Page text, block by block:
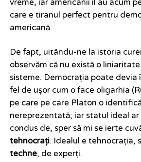
vreme, iar americanii îl au acum
care e tiranul perfect pentru
americană.
De fapt, uitându-ne la istoria
observăm că nu există o
sisteme. Democrația poate devia
fel de ușor cum o face oligarhia
pe care pe care Platon o
nereprezentată; iar statul ideal ar
condus de, sper să mi se ierte
tehnocrați. Idealul e tehnocrația,
techne, de experți.